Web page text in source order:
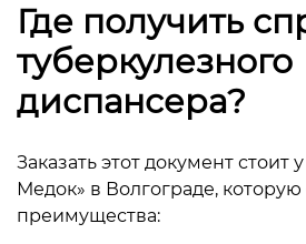
Где получить
туберкулезного
диспансера?
Заказать этот документ
Медок» в Волгограде, которую
преимущества: